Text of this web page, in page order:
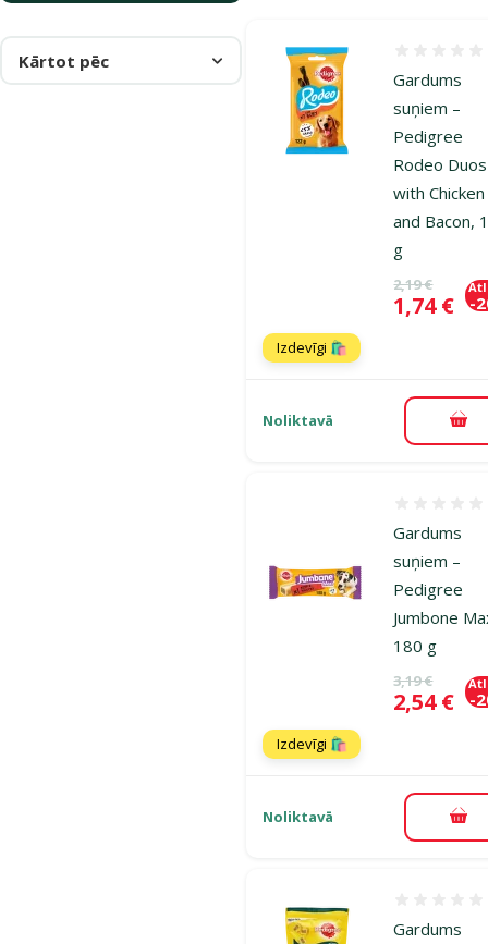
Kārtot pēc
Gardums
suņiem –
Pedigree
Rodeo Duos
with Chicken
and Bacon,
g
Oriģinālā
2,19 €
Cena
1,74 € -
Izdevīgi 🛍️
Noliktavā
Gardums
suņiem –
Pedigree
Jumbone
180 g
Oriģinālā
3,19 €
Cena
2,54 € -
Izdevīgi 🛍️
Noliktavā
Gardums